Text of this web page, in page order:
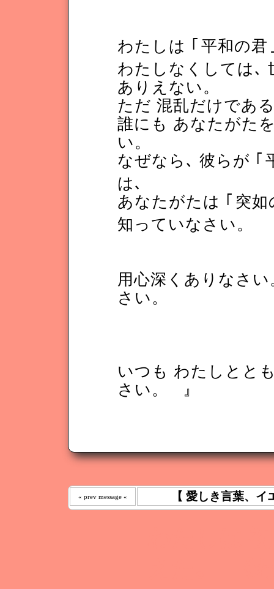
わたしは ｢ 平和の君
わたしなくしては､
ありえない。
ただ 混乱だけであ
誰にも あなたがた
い。
なぜなら､ 彼らが ｢
は､
あなたがたは ｢ 突如
知っていなさい。
用心深くありなさ
さい。
いつも わたしとと
さい。
』
« prev message « 【 愛しき言葉、